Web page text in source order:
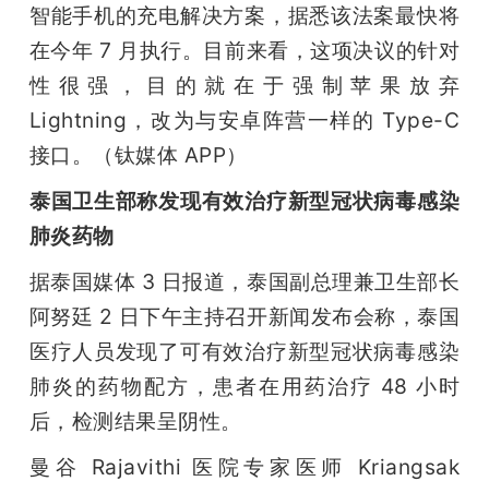
智能手机的充电解决方案，据悉该法案最快将
在今年 7 月执行。目前来看，这项决议的针对
性很强，目的就在于强制苹果放弃
Lightning，改为与安卓阵营一样的 Type-C
接口。（钛媒体 APP）
泰国卫生部称发现有效治疗新型冠状病毒感染
肺炎药物
据泰国媒体 3 日报道，泰国副总理兼卫生部长
阿努廷 2 日下午主持召开新闻发布会称，泰国
医疗人员发现了可有效治疗新型冠状病毒感染
肺炎的药物配方，患者在用药治疗 48 小时
后，检测结果呈阴性。
曼谷 Rajavithi 医院专家医师 Kriangsak